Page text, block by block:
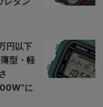
円以下
型・軽
に